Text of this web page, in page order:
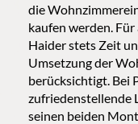
die
kaufen werden.
Haider stets Zeit
Umsetzung der
berücksichtigt. Bei
zufriedenstellende
seinen beiden